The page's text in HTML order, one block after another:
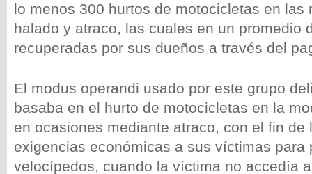
lo menos 300 hurtos de motocicletas en las
halado y atraco, las cuales en un promedio
recuperadas por sus dueños a través del
El modus operandi usado por este grupo
basaba en el hurto de motocicletas en la
en ocasiones mediante atraco, con el fin de
exigencias económicas a sus víctimas para
velocípedos, cuando la víctima no accedía